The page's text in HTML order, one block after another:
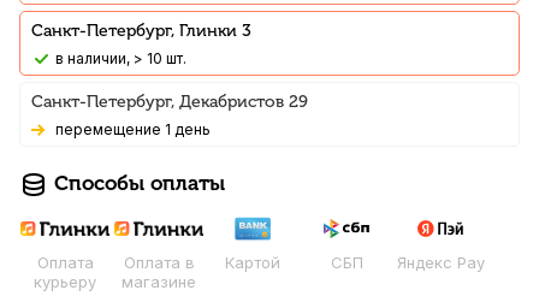
Санкт-Петербург, Глинки 3
В наличии, > 10 шт.
Санкт-Петербург, Декабристов 29
Перемещение 1 день
Способы оплаты
Оплата
курьеру
Оплата в
магазине
Картой СБП Яндекс Pay